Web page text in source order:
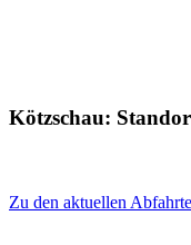
Kötzschau:
Zu den aktuellen